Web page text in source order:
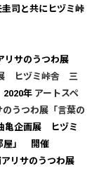
司と共にヒヅミ峠
リサのうつわ展
展 ヒヅミ峠舎 三
2020年 アートスペ
うつわ展「言葉の
亀企画展 ヒヅミ
屋」 開催
リサのうつわ展